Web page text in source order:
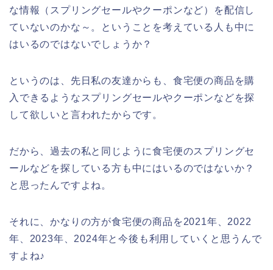
な情報（スプリングセールやクーポンなど）を配信し
ていないのかな～。ということを考えている人も中に
はいるのではないでしょうか？
というのは、先日私の友達からも、食宅便の商品を購
入できるようなスプリングセールやクーポンなどを探
して欲しいと言われたからです。
だから、過去の私と同じように食宅便のスプリングセ
ールなどを探している方も中にはいるのではないか？
と思ったんですよね。
それに、かなりの方が食宅便の商品を2021年、2022
年、2023年、2024年と今後も利用していくと思うんで
すよね♪